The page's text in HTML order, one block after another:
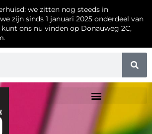
we zitten nog steeds in
zijn sinds 1 januari 2025 onderdeel van
ons nu vinden op Donauweg 2C,